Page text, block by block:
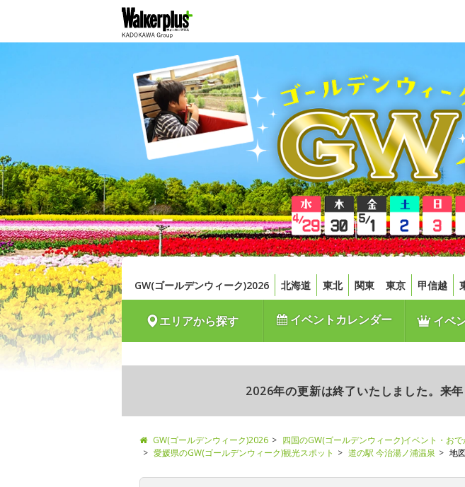
GW(ゴールデンウィーク)2026 北海道 東北 関東 東京 甲信越
エリアから探す イベントカレンダー イベ
2026年の更新は終了いたしました。来
GW(ゴールデンウィーク)2026 四国のGW(ゴールデンウィーク)イベント・お
愛媛県のGW(ゴールデンウィーク)観光スポット
道の駅 今治湯ノ浦温泉 地